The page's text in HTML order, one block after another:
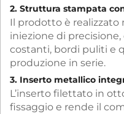
2. Struttura stampata
Il prodotto è
iniezione di
costanti, bordi puliti e
produzione in serie.
3. Inserto metallico
L’inserto filettato in
fissaggio e rende il